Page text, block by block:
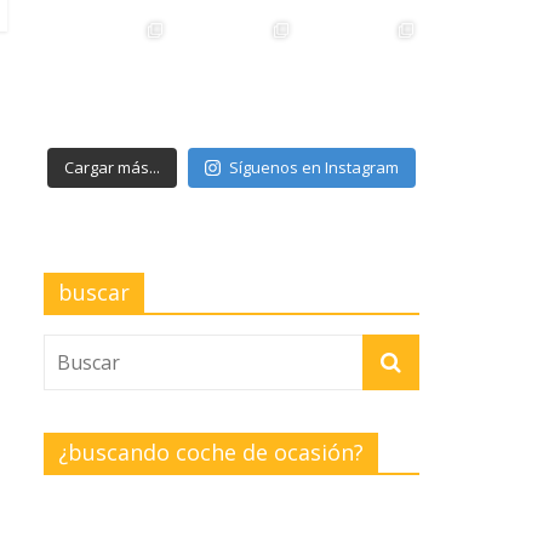
Cargar más... Síguenos en Instagram
buscar
¿buscando coche de ocasión?